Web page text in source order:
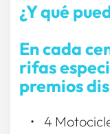
¿Y qué
En cada
rifas
premios
4